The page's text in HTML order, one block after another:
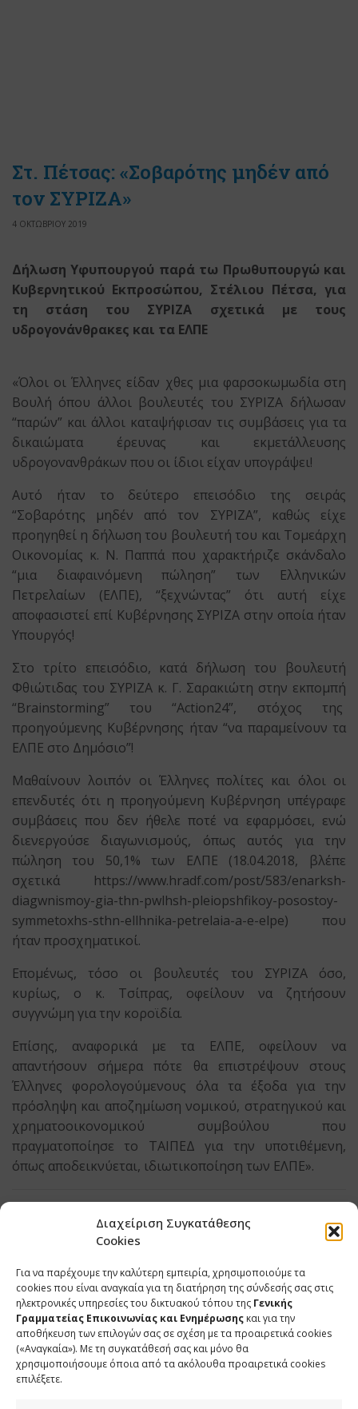
Διαχείριση Συγκατάθεσης
Cookies
Για να παρέχουμε την καλύτερη εμπειρία, χρησιμοποιούμε τα
cookies που είναι αναγκαία για τη διατήρηση της σύνδεσής σας στις
ηλεκτρονικές υπηρεσίες του δικτυακού τόπου της Γενικής
Γραμματείας Επικοινωνίας και Ενημέρωσης και για την
αποθήκευση των επιλογών σας σε σχέση με τα προαιρετικά cookies
(«Αναγκαία»). Με τη συγκατάθεσή σας και μόνο θα
χρησιμοποιήσουμε όποια από τα ακόλουθα προαιρετικά cookies
επιλέξετε.
Στ. Πέτσας: «Σοβαρότης μηδέν από
τον ΣΥΡΙΖΑ»
4 ΟΚΤΩΒΡΙΟΥ 2019
Δήλωση Υφυπουργού παρά τω Πρωθυπουργώ και
Κυβερνητικού Εκπροσώπου, Στέλιου Πέτσα, για
τη στάση του ΣΥΡΙΖΑ σχετικά με τους
υδρογονάνθρακες και τα ΕΛΠΕ
«Όλοι οι Έλληνες είδαν χθες μια φαρσοκωμωδία στη
Βουλή όπου άλλοι βουλευτές του ΣΥΡΙΖΑ δήλωσαν
“παρών” και άλλοι καταψήφισαν τις συμβάσεις για τα
δικαιώματα έρευνας και εκμετάλλευσης
υδρογονανθράκων που οι ίδιοι είχαν υπογράψει!
Αυτό ήταν το δεύτερο επεισόδιο της σειράς
“Σοβαρότης μηδέν από τον ΣΥΡΙΖΑ”, καθώς είχε
προηγηθεί η δήλωση του βουλευτή του και Τομεάρχη
Οικονομίας κ. Ν. Παππά που χαρακτήριζε σκάνδαλο
“μια διαφαινόμενη πώληση” των Ελληνικών
Πετρελαίων (ΕΛΠΕ), “ξεχνώντας” ότι αυτή είχε
αποφασιστεί επί Κυβέρνησης ΣΥΡΙΖΑ στην οποία ήταν
Υπουργός!
Στο τρίτο επεισόδιο, κατά δήλωση του βουλευτή
Φθιώτιδας του ΣΥΡΙΖΑ κ. Γ. Σαρακιώτη στην εκπομπή
“Brainstorming” του “Action24”, στόχος της
προηγούμενης Κυβέρνησης ήταν “να παραμείνουν τα
ΕΛΠΕ στο Δημόσιο”!
Μαθαίνουν λοιπόν οι Έλληνες πολίτες και όλοι οι
επενδυτές ότι η προηγούμενη Κυβέρνηση υπέγραφε
συμβάσεις που δεν ήθελε ποτέ να εφαρμόσει, ενώ
διενεργούσε διαγωνισμούς, όπως αυτός για την
πώληση του 50,1% των ΕΛΠΕ (18.04.2018, βλέπε
σχετικά https://www.hradf.com/post/583/enarksh-
diagwnismoy-gia-thn-pwlhsh-pleiopshfikoy-posostoy-
symmetoxhs-sthn-ellhnika-petrelaia-a-e-elpe) που
ήταν προσχηματικοί.
Επομένως, τόσο οι βουλευτές του ΣΥΡΙΖΑ όσο,
κυρίως, ο κ. Τσίπρας, οφείλουν να ζητήσουν
συγγνώμη για την κοροϊδία.
Επίσης, αναφορικά με τα ΕΛΠΕ, οφείλουν να
απαντήσουν σήμερα πότε θα επιστρέψουν στους
Έλληνες φορολογούμενους όλα τα έξοδα για την
πρόσληψη και αποζημίωση νομικού, στρατηγικού και
χρηματοοικονομικού συμβούλου που
πραγματοποίησε το ΤΑΙΠΕΔ για την υποτιθέμενη,
όπως αποδεικνύεται, ιδιωτικοποίηση των ΕΛΠΕ».
ΕΛΠΕ ΚΥΒΕΡΝΗΤΙΚΟΣ ΕΚΠΡΟΣΩΠΟΣ
ΣΥΡΙΖΑ
ΥΔΡΟΓΟΝΑΝΘΡΑΚΕΣ
SHARE TWEET SHARE
SHARE